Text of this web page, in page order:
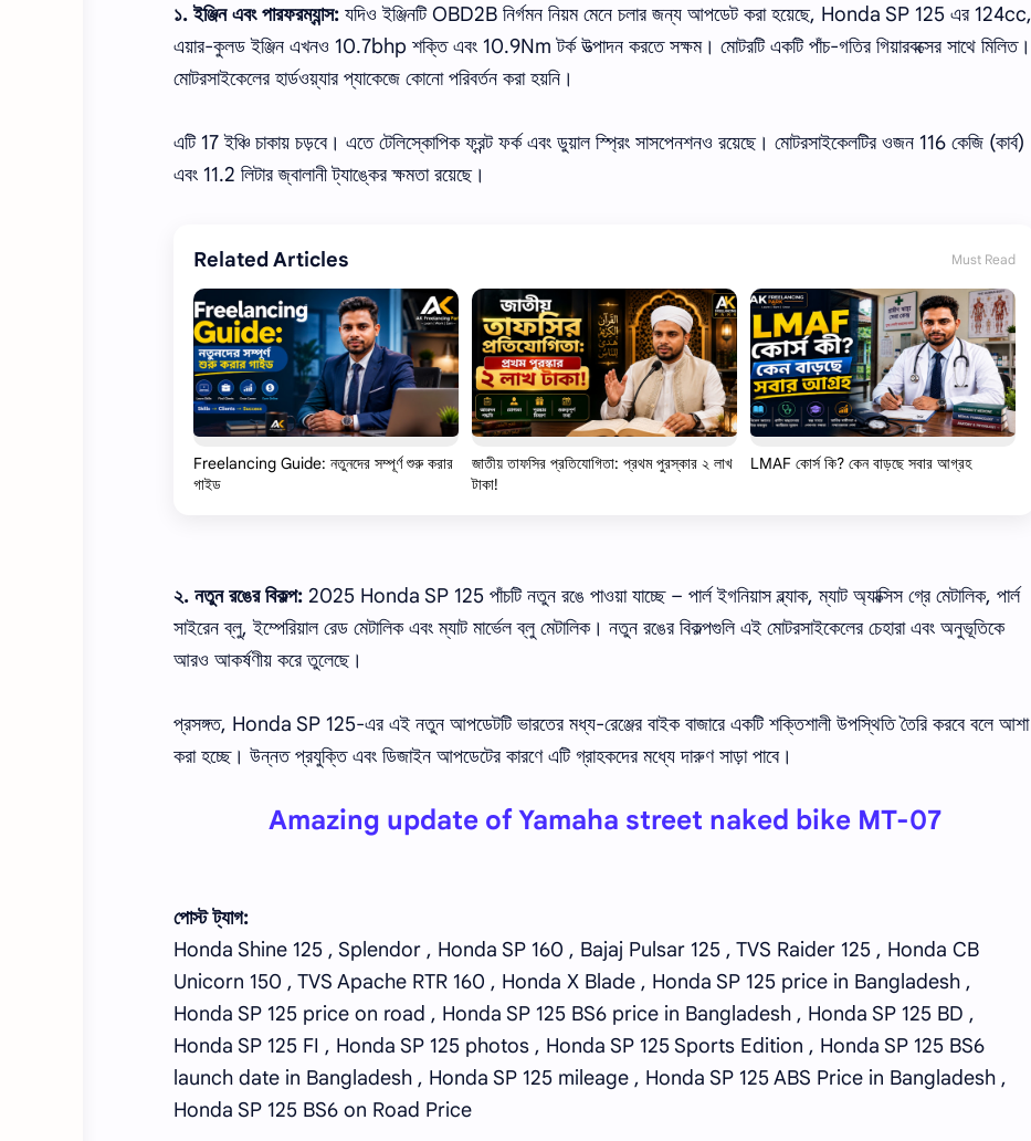
১. ইঞ্জিন এবং পারফরম্যান্স: যদিও ইঞ্জিনটি OBD2B নির্গমন নিয়ম মেনে চলার জন্য আপডেট করা হয়েছে, Honda SP 125 এর 124cc,
এয়ার-কুলড ইঞ্জিন এখনও 10.7bhp শক্তি এবং 10.9Nm টর্ক উত্পাদন করতে সক্ষম। মোটরটি একটি পাঁচ-গতির গিয়ারবক্সের সাথে মিলিত।
মোটরসাইকেলের হার্ডওয়্যার প্যাকেজে কোনো পরিবর্তন করা হয়নি।
এটি 17 ইঞ্চি চাকায় চড়বে। এতে টেলিস্কোপিক ফ্রন্ট ফর্ক এবং ডুয়াল স্প্রিং সাসপেনশনও রয়েছে। মোটরসাইকেলটির ওজন 116 কেজি (কার্ব)
এবং 11.2 লিটার জ্বালানী ট্যাঙ্কের ক্ষমতা রয়েছে।
Related Articles Must Read
Freelancing Guide: নতুনদের সম্পূর্ণ শুরু করার
গাইড
জাতীয় তাফসির প্রতিযোগিতা: প্রথম পুরস্কার ২ লাখ
টাকা!
LMAF কোর্স কি? কেন বাড়ছে সবার আগ্রহ
২. নতুন রঙের বিকল্প: 2025 Honda SP 125 পাঁচটি নতুন রঙে পাওয়া যাচ্ছে – পার্ল ইগনিয়াস ব্ল্যাক, ম্যাট অ্যাক্সিস গ্রে মেটালিক, পার্ল
সাইরেন ব্লু, ইম্পেরিয়াল রেড মেটালিক এবং ম্যাট মার্ভেল ব্লু মেটালিক। নতুন রঙের বিকল্পগুলি এই মোটরসাইকেলের চেহারা এবং অনুভূতিকে
আরও আকর্ষণীয় করে তুলেছে।
প্রসঙ্গত, Honda SP 125-এর এই নতুন আপডেটটি ভারতের মধ্য-রেঞ্জের বাইক বাজারে একটি শক্তিশালী উপস্থিতি তৈরি করবে বলে আশা
করা হচ্ছে। উন্নত প্রযুক্তি এবং ডিজাইন আপডেটের কারণে এটি গ্রাহকদের মধ্যে দারুণ সাড়া পাবে।
Amazing update of Yamaha street naked bike MT-07
পোস্ট ট্যাগ:
Honda Shine 125 , Splendor , Honda SP 160 , Bajaj Pulsar 125 , TVS Raider 125 , Honda CB
Unicorn 150 , TVS Apache RTR 160 , Honda X Blade , Honda SP 125 price in Bangladesh ,
Honda SP 125 price on road , Honda SP 125 BS6 price in Bangladesh , Honda SP 125 BD ,
Honda SP 125 FI , Honda SP 125 photos , Honda SP 125 Sports Edition , Honda SP 125 BS6
launch date in Bangladesh , Honda SP 125 mileage , Honda SP 125 ABS Price in Bangladesh ,
Honda SP 125 BS6 on Road Price